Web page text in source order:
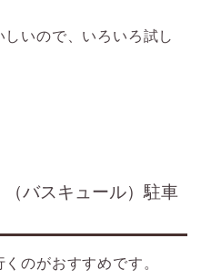
いので、いろいろ試し
バスキュール）駐車
のがおすすめです。